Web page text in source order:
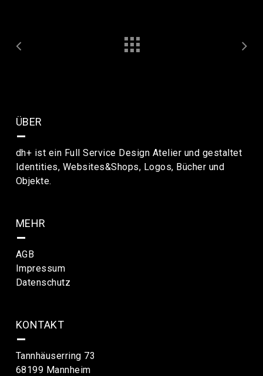
ÜBER
–
dh+ ist ein Full Service Design Atelier und gestaltet
Identities, Websites&Shops, Logos, Bücher und
Objekte.
MEHR
–
AGB
Impressum
Datenschutz
KONTAKT
–
Tannhäuserring 73
68199 Mannheim